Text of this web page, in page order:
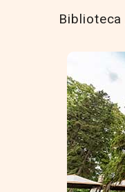
Biblioteca